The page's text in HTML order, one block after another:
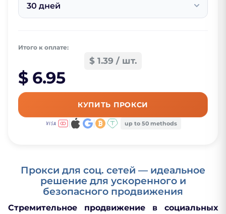
30 дней
Итого к оплате:
$ 1.39 / шт.
$ 6.95
КУПИТЬ ПРОКСИ
up to 50 methods
Прокси для соц. сетей — идеальное
решение для ускоренного и
безопасного продвижения
Стремительное продвижение в социальных